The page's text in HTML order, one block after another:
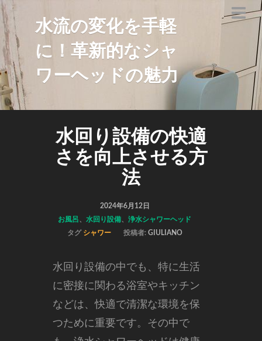
水流の変化を手軽
に！革新的なシャ
ワーヘッドの魅力
水回り設備の快適
さを向上させる方
法
2024年6月12日
お風呂、水回り設備、浄水シャワーヘッド
タグ シャワー 投稿者: GIULIANO
水回り設備の中でも、特に生活
に密接に関わる浴室やキッチン
などは、快適で清潔な環境を保
つために重要です。 その中で